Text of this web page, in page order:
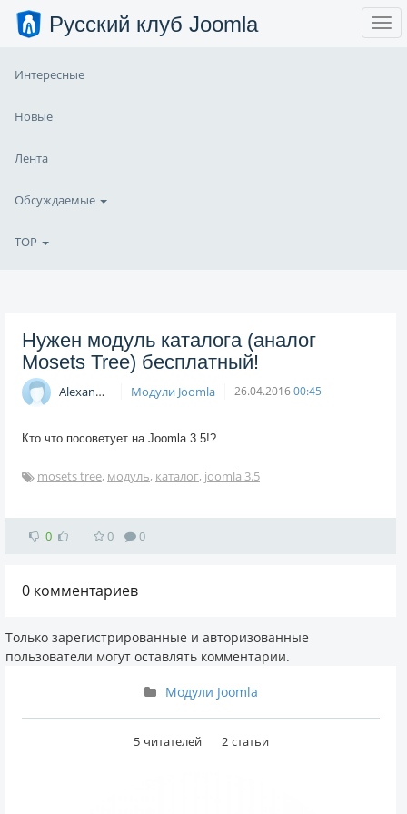
Русский клуб Joomla
Интересные
Новые
Лента
Обсуждаемые
TOP
Нужен модуль каталога (аналог
Mosets Tree) бесплатный!
Alexander_X Модули Joomla 26.04.2016 00:45
Кто что посоветует на Joomla 3.5!?
mosets tree, модуль, каталог, joomla 3.5
0 0 0
0 комментариев
Только зарегистрированные и авторизованные
пользователи могут оставлять комментарии.
Модули Joomla
5 читателей 2 статьи